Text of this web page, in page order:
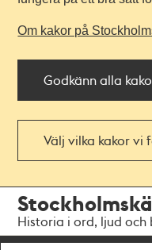
Om kakor på
Godkänn alla
Välj vilka kakor vi
navigationen
huvudinnehållet
Historia i ord, ljud och